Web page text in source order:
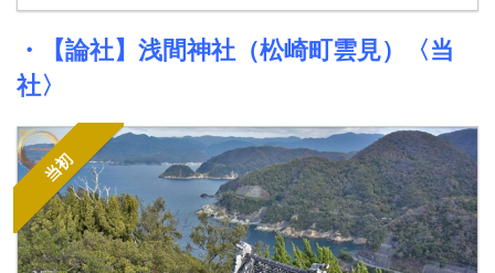
・【論社】 浅間神社 （松崎町雲見）〈当
社〉
当初